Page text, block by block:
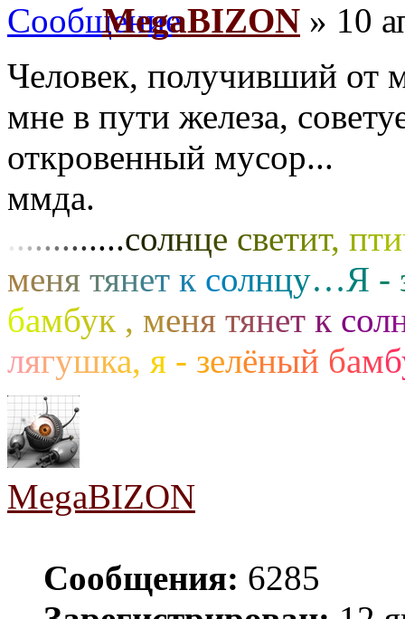
MegaBIZON » 10
Человек, получивший от
мне в пути железа,
откровенный мусор...
ммда.
............солнце светит, пти
меня тянет к солнцу…Я -
бамбук , меня тянет к сол
лягушка, я - зелёный бамб
MegaBIZON
Сообщения: 6285